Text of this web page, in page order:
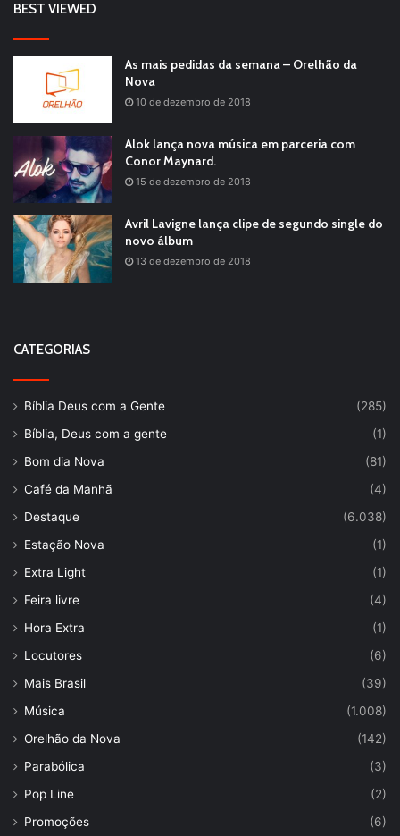
BEST VIEWED
As mais pedidas da semana – Orelhão da
Nova
10 de dezembro de 2018
Alok lança nova música em parceria com
Conor Maynard.
15 de dezembro de 2018
Avril Lavigne lança clipe de segundo single do
novo álbum
13 de dezembro de 2018
CATEGORIAS
Bíblia Deus com a Gente
(285)
Bíblia, Deus com a gente
(1)
Bom dia Nova
(81)
Café da Manhã
(4)
Destaque
(6.038)
Estação Nova
(1)
Extra Light
(1)
Feira livre
(4)
Hora Extra
(1)
Locutores
(6)
Mais Brasil
(39)
Música
(1.008)
Orelhão da Nova
(142)
Parabólica
(3)
Pop Line
(2)
Promoções
(6)